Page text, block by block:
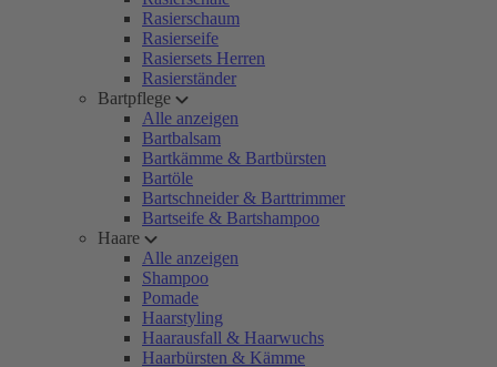
Rasierschaum
Rasierseife
Rasiersets Herren
Rasierständer
Bartpflege
Alle anzeigen
Bartbalsam
Bartkämme & Bartbürsten
Bartöle
Bartschneider & Barttrimmer
Bartseife & Bartshampoo
Haare
Alle anzeigen
Shampoo
Pomade
Haarstyling
Haarausfall & Haarwuchs
Haarbürsten & Kämme